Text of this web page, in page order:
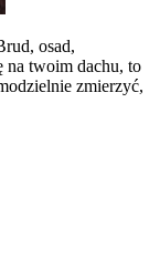
osad,
na twoim dachu, to
zmierzyć,